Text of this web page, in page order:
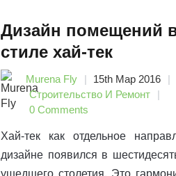
Дизайн помещений
стиле хай-тек
Murena Fly
15th Мар 2016
Строительство И Ремонт
0 Comments
Хай-тек как отдельное
дизайне появился в
ушедшего столетия. Это